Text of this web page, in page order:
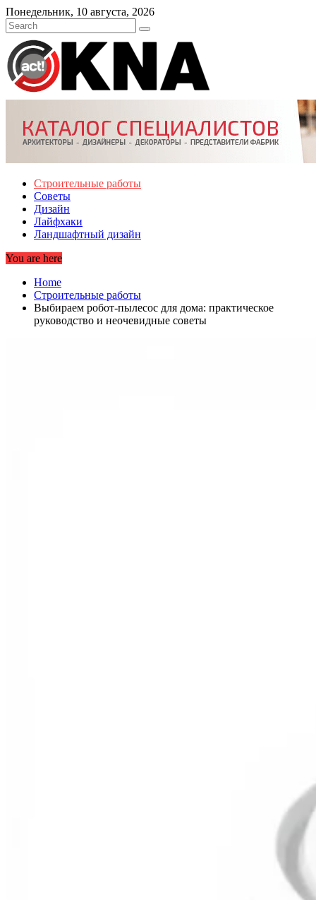
Skip
to
content
Понедельник, 10 августа, 2026
Строительные работы
Советы
Дизайн
Лайфхаки
Ландшафтный дизайн
You are here
Home
Строительные работы
Выбираем робот-пылесос для дома: практическое
руководство и неочевидные советы